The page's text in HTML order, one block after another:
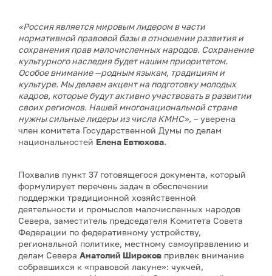
«Россия является мировым лидером в части
нормативной правовой базы в отношении развития и
сохранения прав малочисленных народов. Сохранение
культурного наследия будет нашим приоритетом.
Особое внимание —родным языкам, традициям и
культуре. Мы делаем акцент на подготовку молодых
кадров, которые будут активно участвовать в развитии
своих регионов. Нашей многонациональной стране
нужны сильные лидеры из числа КМНС», – уверена
член комитета Государственной Думы по делам
национальностей Елена Евтюхова.
Похвалив пункт 37 готовящегося документа, который
формулирует перечень задач в обеспечении
поддержки традиционной хозяйственной
деятельности и промыслов малочисленных народов
Севера, заместитель председателя Комитета Совета
Федерации по федеративному устройству,
региональной политике, местному самоуправлению и
делам Севера Анатолий Широков привлек внимание
собравшихся к «правовой лакуне»: чукчей,